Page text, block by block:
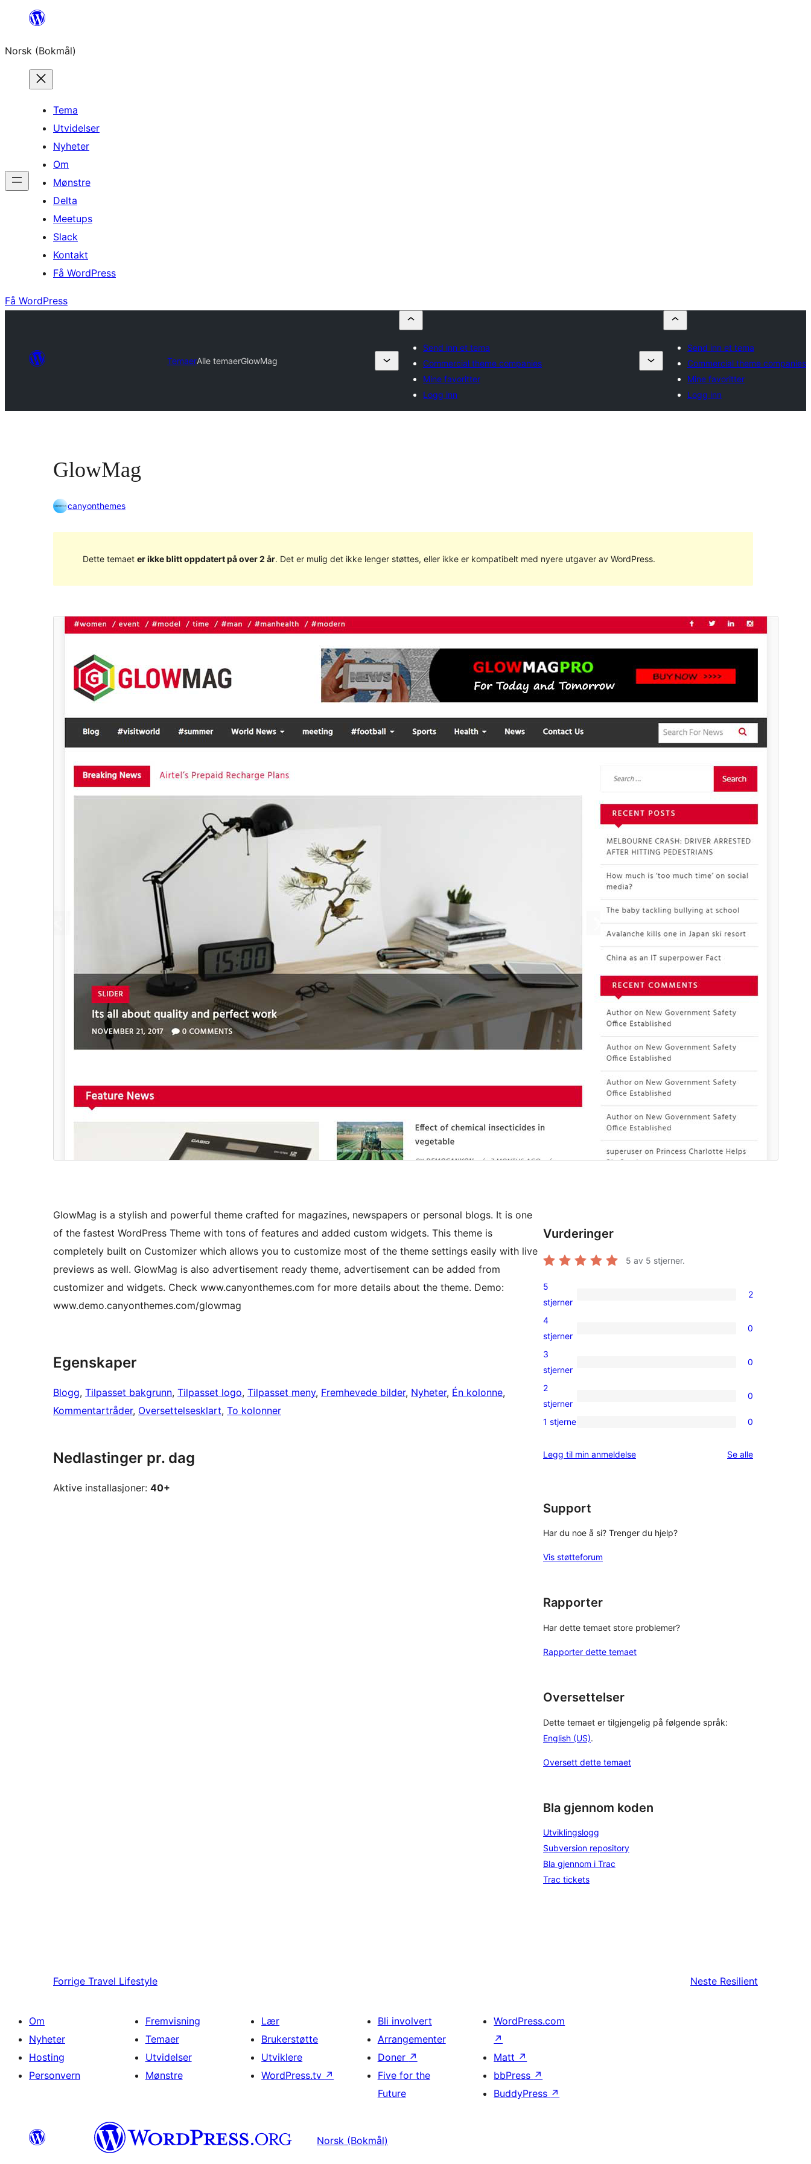
Hopp
innhold
Norsk (Bokmål)
Tema
Utvidelser
Nyheter
Om
Mønstre
Delta
Meetups
Slack
Kontakt
Få WordPress
Få WordPress
TemaerAlle temaerGlowMag
Send inn et tema
Commercial theme companies
Mine favoritter
Logg inn
Send inn et tema
Commercial theme companies
Mine favoritter
Logg inn
GlowMag
canyonthemes
Dette temaet er ikke blitt oppdatert på over 2 år. Det er mulig det ikke lenger støttes, eller ikke er kompatibelt med nyere utgaver av WordPress.
Versjon
1.1.3
Siste oppdatert
PHP-versjon
GlowMag is a stylish and powerful theme crafted for magazines, newspapers or personal blogs. It is one
of the fastest WordPress Theme with tons of features and added custom widgets. This theme is
completely built on Customizer which allows you to customize most of the theme settings easily with live
previews as well. GlowMag is also advertisement ready theme, advertisement can be added from
customizer and widgets. Check www.canyonthemes.com for more details about the theme. Demo:
www.demo.canyonthemes.com/glowmag
Egenskaper
Blogg, Tilpasset bakgrunn, Tilpasset logo, Tilpasset meny, Fremhevede bilder, Nyheter, Én kolonne
Kommentartråder, Oversettelsesklart, To kolonner
Nedlastinger pr. dag
Aktive installasjoner: 40+
Vurderinger
5 av 5 stjerner.
2
5-
star
5
stjerner
2
0
4-
star
4
stjerner
0
0
3-
star
3
stjerner
0
0
2-
reviews
2
stjerner
0
0
star
1 stjerne 0
Legg til min anmeldelse Se alleomtalene
Support
Har du noe å si? Trenger du hjelp?
Vis støtteforum
Rapporter
Har dette temaet store problemer?
Rapporter dette temaet
Oversettelser
Dette temaet er tilgjengelig på følgende språk:
English (US).
Oversett dette temaet
Bla gjennom koden
Utviklingslogg
Subversion repository
Bla gjennom i Trac
Trac tickets
Forrige Travel Lifestyle Neste Resilient
Om
Nyheter
Hosting
Personvern
Fremvisning
Temaer
Utvidelser
Mønstre
Lær
Brukerstøtte
Utviklere
WordPress.tv ↗
Bli involvert
Arrangementer
Doner ↗
Five for the
Future
WordPress.com
↗
Matt ↗
bbPress ↗
BuddyPress ↗
Norsk (Bokmål)